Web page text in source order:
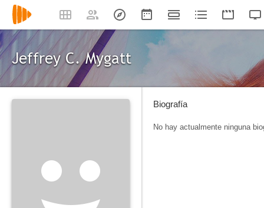
Jeffrey C. Mygatt
Biografía
No hay actualmente ninguna